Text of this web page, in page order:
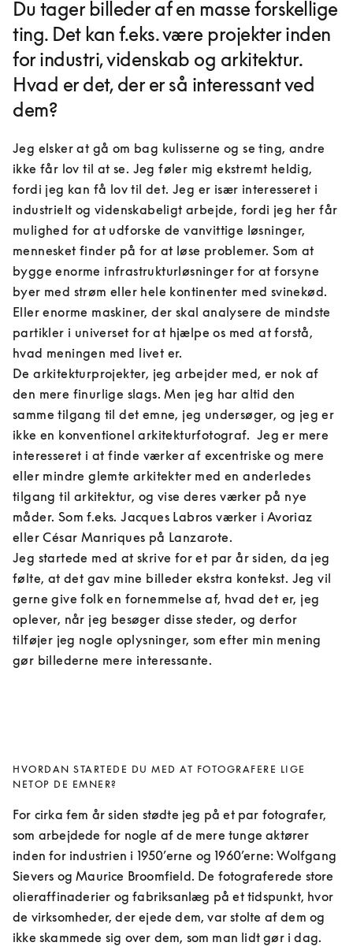
Du tager billeder af en masse forskellige
ting. Det kan f.eks. være projekter inden
for industri, videnskab og arkitektur.
Hvad er det, der er så interessant ved
dem?
Jeg elsker at gå om bag kulisserne og se ting, andre
ikke får lov til at se. Jeg føler mig ekstremt heldig,
fordi jeg kan få lov til det. Jeg er især interesseret i
industrielt og videnskabeligt arbejde, fordi jeg her får
mulighed for at udforske de vanvittige løsninger,
mennesket finder på for at løse problemer. Som at
bygge enorme infrastrukturløsninger for at forsyne
byer med strøm eller hele kontinenter med svinekød.
Eller enorme maskiner, der skal analysere de mindste
partikler i universet for at hjælpe os med at forstå,
hvad meningen med livet er.
De arkitekturprojekter, jeg arbejder med, er nok af
den mere finurlige slags. Men jeg har altid den
samme tilgang til det emne, jeg undersøger, og jeg er
ikke en konventionel arkitekturfotograf.  Jeg er mere
interesseret i at finde værker af excentriske og mere
eller mindre glemte arkitekter med en anderledes
tilgang til arkitektur, og vise deres værker på nye
måder. Som f.eks. Jacques Labros værker i Avoriaz
eller César Manriques på Lanzarote.
Jeg startede med at skrive for et par år siden, da jeg
følte, at det gav mine billeder ekstra kontekst. Jeg vil
gerne give folk en fornemmelse af, hvad det er, jeg
oplever, når jeg besøger disse steder, og derfor
tilføjer jeg nogle oplysninger, som efter min mening
gør billederne mere interessante.
HVORDAN STARTEDE DU MED AT FOTOGRAFERE LIGE
NETOP DE EMNER?
For cirka fem år siden stødte jeg på et par fotografer,
som arbejdede for nogle af de mere tunge aktører
inden for industrien i 1950’erne og 1960’erne: Wolfgang
Sievers og Maurice Broomfield. De fotograferede store
olieraffinaderier og fabriksanlæg på et tidspunkt, hvor
de virksomheder, der ejede dem, var stolte af dem og
ikke skammede sig over dem, som man lidt gør i dag.